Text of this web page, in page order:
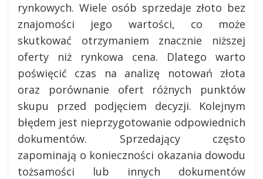
rynkowych. Wiele osób sprzedaje złoto bez
znajomości jego wartości, co może
skutkować otrzymaniem znacznie niższej
oferty niż rynkowa cena. Dlatego warto
poświęcić czas na analizę notowań złota
oraz porównanie ofert różnych punktów
skupu przed podjęciem decyzji. Kolejnym
błędem jest nieprzygotowanie odpowiednich
dokumentów. Sprzedający często
zapominają o konieczności okazania dowodu
tożsamości lub innych dokumentów